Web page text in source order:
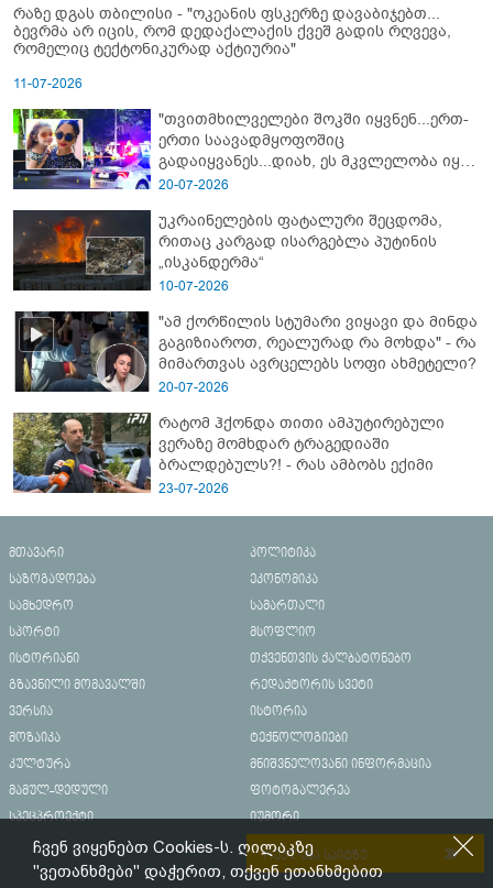
რაზე დგას თბილისი - "ოკეანის ფსკერზე დავაბიჯებთ...
ბევრმა არ იცის, რომ დედაქალაქის ქვეშ გადის რღვევა,
რომელიც ტექტონიკურად აქტიურია"
11-07-2026
"თვითმხილველები შოკში იყვნენ...ერთ-
ერთი საავადმყოფოშიც
გადაიყვანეს...დიახ, ეს მკვლელობა იყო"
- გორში დატრიალებული ტრაგედიის
20-07-2026
უკრაინელების ფატალური შეცდომა,
რითაც კარგად ისარგებლა პუტინის
„ისკანდერმა“
10-07-2026
"ამ ქორწილის სტუმარი ვიყავი და მინდა
გაგიზიაროთ, რეალურად რა მოხდა" - რა
მიმართვას ავრცელებს სოფი ახმეტელი?
20-07-2026
რატომ ჰქონდა თითი ამპუტირებული
ვერაზე მომხდარ ტრაგედიაში
ბრალდებულს?! - რას ამბობს ექიმი
23-07-2026
მთავარი
პოლიტიკა
საზოგადოება
ეკონომიკა
სამხედრო
სამართალი
სპორტი
მსოფლიო
ისტორიანი
თქვენთვის ქალბატონებო
გზავნილი მომავალში
რედაქტორის სვეტი
ვერსია
ისტორია
მოზაიკა
ტექნოლოგიები
კულტურა
მნიშვნელოვანი ინფორმაცია
მამულ-დედული
ფოტოგალერეა
სპეცპროექტი
იუმორი
რეკლამა საიტზე
ჩვენ ვიყენებთ Cookies-ს. ღილაკზე
"ვეთანხმები" დაჭერით, თქვენ ეთანხმებით